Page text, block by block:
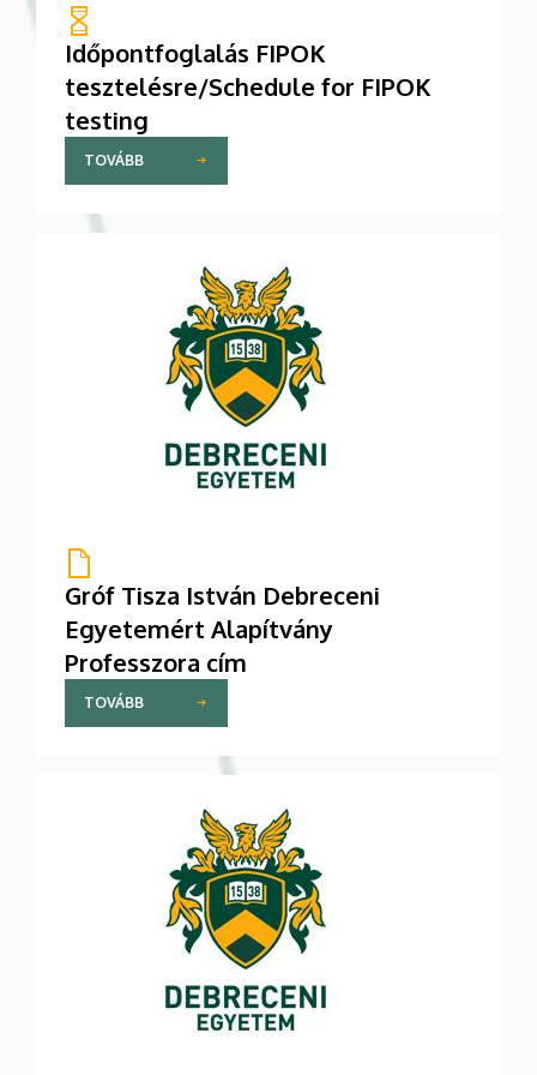
Időpontfoglalás FIPOK
tesztelésre/Schedule for FIPOK
testing
TOVÁBB
Gróf Tisza István Debreceni
Egyetemért Alapítvány
Professzora cím
TOVÁBB